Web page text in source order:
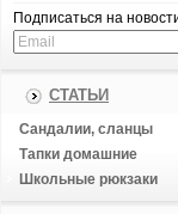
Подписаться на
СТАТЬИ
Сандалии, сланцы
Тапки домашние
Школьные рюкзаки